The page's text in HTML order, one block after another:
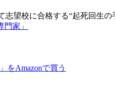
望校に合格する“起死回生の